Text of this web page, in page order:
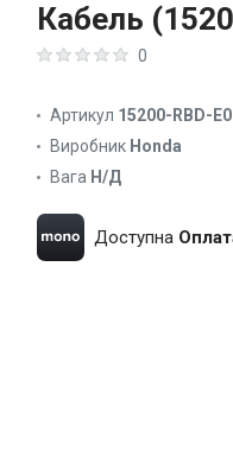
Кабель
0
Артикул 15200-RBD-
Виробник Honda
Вага Н/Д
Доступна